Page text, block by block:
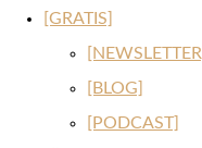
[GRATIS]
[NEWSLETTER]
[BLOG]
[PODCAST]